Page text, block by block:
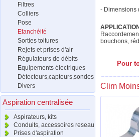
Filtres
Colliers
Pose
Etanchéité
Sorties toitures
Rejets et prises d'air
Régulateurs de débits
Equipements électriques
Détecteurs,capteurs,sondes
Divers
Aspiration centralisée
Aspirateurs, kits
Conduits, accessoires reseau
Prises d'aspiration
- Dimensions
bouchons,
Pour
Clim